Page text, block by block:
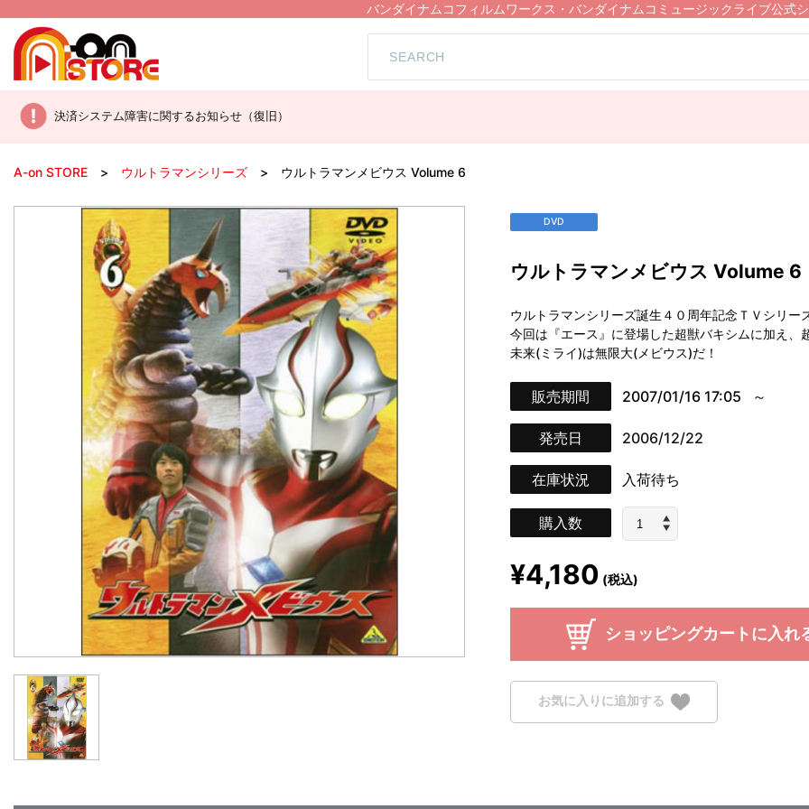
バンダイナムコフィルムワークス・バンダイナムコミュージックライブ公式
決済システム障害に関するお知らせ（復旧）
A-on STORE ウルトラマンシリーズ ウルトラマンメビウス Volume 6
DVD
ウルトラマンメビウス Volume 6
ウルトラマンシリーズ誕生４０周年記念ＴＶシリー
今回は『エース』に登場した超獣バキシムに加え、
未来(ミライ)は無限大(メビウス)だ！
販売期間 2007/01/16 17:05
発売日 2006/12/22
在庫状況 入荷待ち
購入数
¥4,180 (税込)
ショッピングカートに入れ
お気に入りに追加する